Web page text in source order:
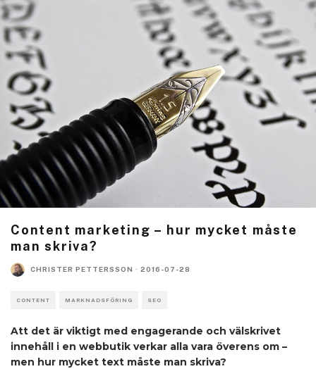
Content marketing – hur mycket måste
man skriva?
CHRISTER PETTERSSON · 2016-07-28
CONTENT MARKNADSFÖRING SEO
Att det är viktigt med engagerande och välskrivet
innehåll i en webbutik verkar alla vara överens om –
men hur mycket text måste man skriva?